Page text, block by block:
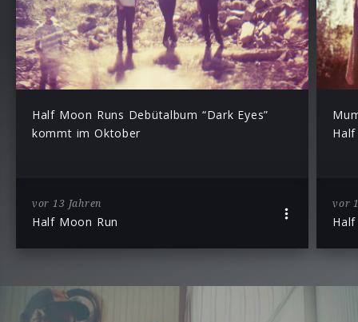
Half Moon Runs Debütalbum “Dark Eyes”
kommt im Oktober
vor 13 Jahren
Half Moon Run
vor